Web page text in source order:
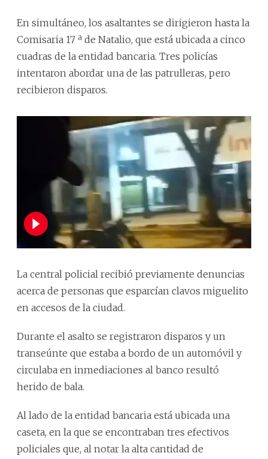
En simultáneo, los asaltantes se dirigieron hasta la
Comisaria 17 ª de Natalio, que está ubicada a cinco
cuadras de la entidad bancaria. Tres policías
intentaron abordar una de las patrulleras, pero
recibieron disparos.
La central policial recibió previamente denuncias
acerca de personas que esparcían clavos miguelito
en accesos de la ciudad.
Durante el asalto se registraron disparos y un
transeúnte que estaba a bordo de un automóvil y
circulaba en inmediaciones al banco resultó
herido de bala.
Al lado de la entidad bancaria está ubicada una
caseta, en la que se encontraban tres efectivos
policiales que, al notar la alta cantidad de